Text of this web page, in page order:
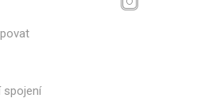
spojení